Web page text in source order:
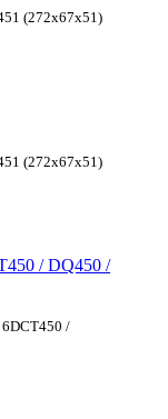
(272x67x51)
(272x67x51)
/ DQ450 /
/